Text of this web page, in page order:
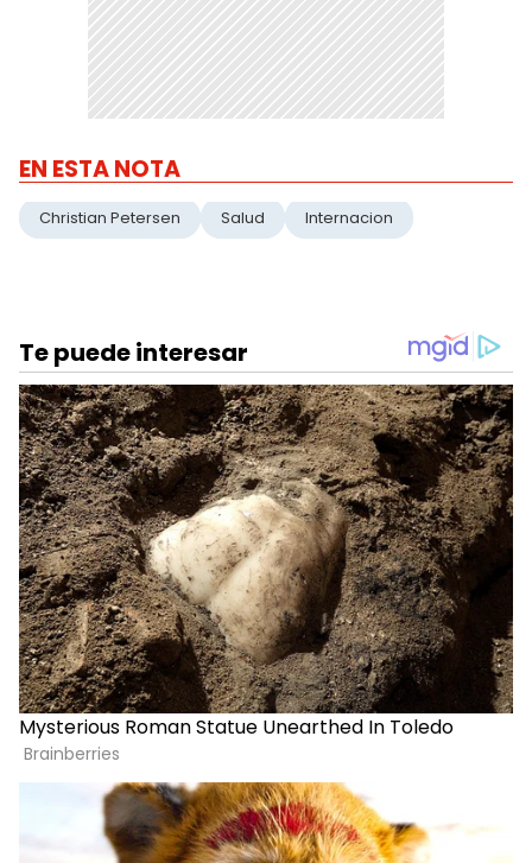
EN ESTA NOTA
Christian Petersen Salud Internacion